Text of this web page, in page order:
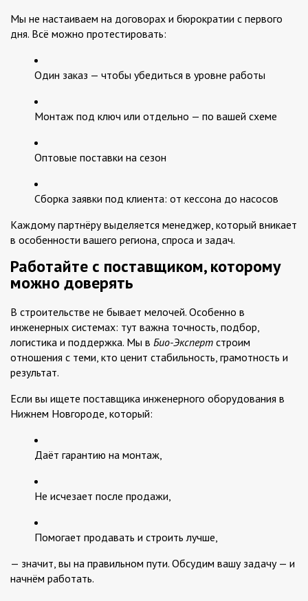
Мы не настаиваем на договорах и бюрократии с первого
дня. Всё можно протестировать:
Один заказ — чтобы убедиться в уровне работы
Монтаж под ключ или отдельно — по вашей схеме
Оптовые поставки на сезон
Сборка заявки под клиента: от кессона до насосов
Каждому партнёру выделяется менеджер, который вникает
в особенности вашего региона, спроса и задач.
Работайте с поставщиком, которому
можно доверять
В строительстве не бывает мелочей. Особенно в
инженерных системах: тут важна точность, подбор,
логистика и поддержка. Мы в Био-Эксперт строим
отношения с теми, кто ценит стабильность, грамотность и
результат.
Если вы ищете поставщика инженерного оборудования в
Нижнем Новгороде, который:
Даёт гарантию на монтаж,
Не исчезает после продажи,
Помогает продавать и строить лучше,
— значит, вы на правильном пути. Обсудим вашу задачу — и
начнём работать.